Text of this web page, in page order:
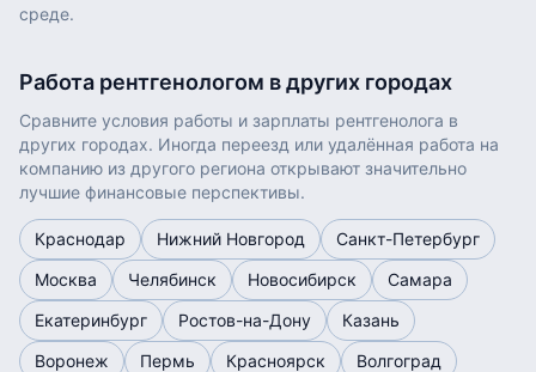
среде.
Работа рентгенологом в других городах
Сравните условия работы и зарплаты рентгенолога в
других городах. Иногда переезд или удалённая работа на
компанию из другого региона открывают значительно
лучшие финансовые перспективы.
Краснодар Нижний Новгород
Санкт-Петербург
Москва
Челябинск Новосибирск
Самара
Екатеринбург
Ростов-на-Дону
Казань
Воронеж
Пермь Красноярск
Волгоград